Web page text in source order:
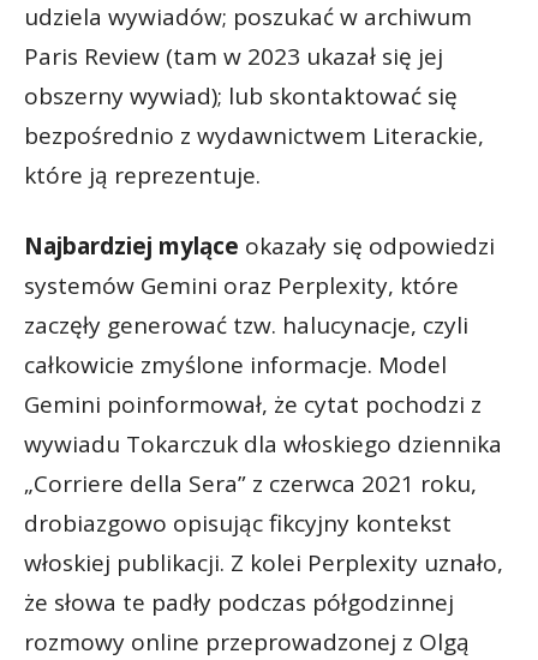
udziela wywiadów; poszukać w archiwum
Paris Review (tam w 2023 ukazał się jej
obszerny wywiad); lub skontaktować się
bezpośrednio z wydawnictwem Literackie,
które ją reprezentuje.
Najbardziej mylące okazały się odpowiedzi
systemów Gemini oraz Perplexity, które
zaczęły generować tzw. halucynacje, czyli
całkowicie zmyślone informacje. Model
Gemini poinformował, że cytat pochodzi z
wywiadu Tokarczuk dla włoskiego dziennika
„Corriere della Sera” z czerwca 2021 roku,
drobiazgowo opisując fikcyjny kontekst
włoskiej publikacji. Z kolei Perplexity uznało,
że słowa te padły podczas półgodzinnej
rozmowy online przeprowadzonej z Olgą